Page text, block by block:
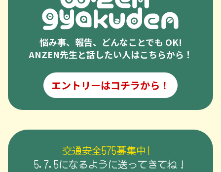
悩み事、報告、どんなことでも OK!
ANZEN先生と話したい人はこちらから！
エントリーはコチラから！
交通安全575募集中!
5.7.5になるように送ってきてね！